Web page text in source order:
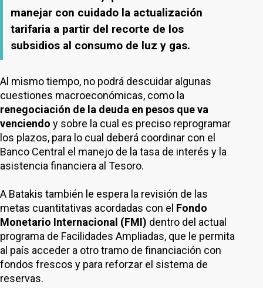
manejar con cuidado la actualización
tarifaria a partir del recorte de los
subsidios al consumo de luz y gas.
Al mismo tiempo, no podrá descuidar algunas
cuestiones macroeconómicas, como la
renegociación de la deuda en pesos que va
venciendo y sobre la cual es preciso reprogramar
los plazos, para lo cual deberá coordinar con el
Banco Central el manejo de la tasa de interés y la
asistencia financiera al Tesoro.
A Batakis también le espera la revisión de las
metas cuantitativas acordadas con el Fondo
Monetario Internacional (FMI) dentro del actual
programa de Facilidades Ampliadas, que le permita
al país acceder a otro tramo de financiación con
fondos frescos y para reforzar el sistema de
reservas.